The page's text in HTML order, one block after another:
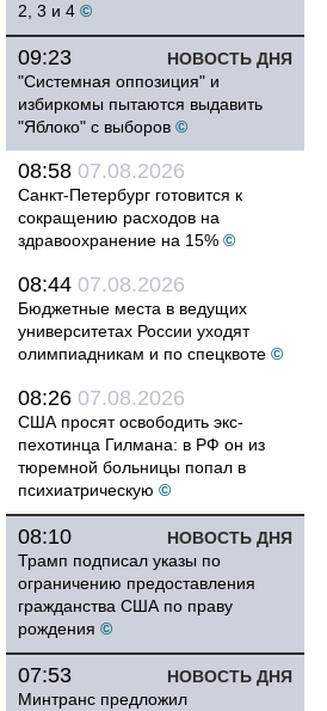
2, 3 и 4 ©
НОВОСТЬ ДНЯ
09:23
"Системная оппозиция" и
избиркомы пытаются выдавить
"Яблоко" с выборов ©
08:58 07.08.2026
Санкт-Петербург готовится к
сокращению расходов на
здравоохранение на 15% ©
08:44 07.08.2026
Бюджетные места в ведущих
университетах России уходят
олимпиадникам и по спецквоте ©
08:26 07.08.2026
США просят освободить экс-
пехотинца Гилмана: в РФ он из
тюремной больницы попал в
психиатрическую ©
НОВОСТЬ ДНЯ
08:10
Трамп подписал указы по
ограничению предоставления
гражданства США по праву
рождения ©
НОВОСТЬ ДНЯ
07:53
Минтранс предложил